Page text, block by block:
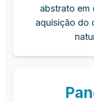
abstrato em
aquisição do